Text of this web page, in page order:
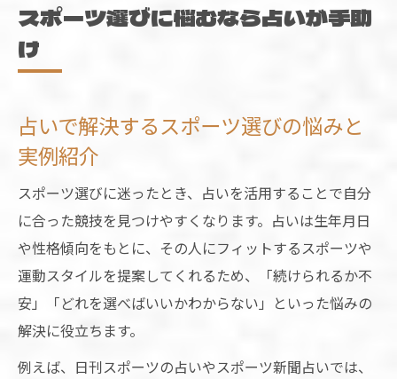
スポーツ選びに悩むなら占いが手助
け
占いで解決するスポーツ選びの悩みと
実例紹介
スポーツ選びに迷ったとき、占いを活用することで自分
に合った競技を見つけやすくなります。占いは生年月日
や性格傾向をもとに、その人にフィットするスポーツや
運動スタイルを提案してくれるため、「続けられるか不
安」「どれを選べばいいかわからない」といった悩みの
解決に役立ちます。
例えば、日刊スポーツの占いやスポーツ新聞占いでは、